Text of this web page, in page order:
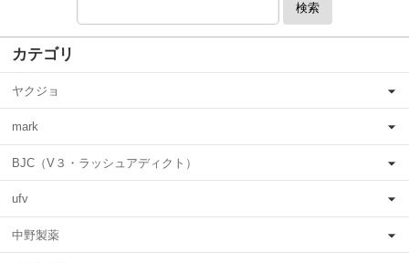
検索
カテゴリ
ヤクジョ
mark
BJC（V３・ラッシュアディクト）
ufv
中野製薬